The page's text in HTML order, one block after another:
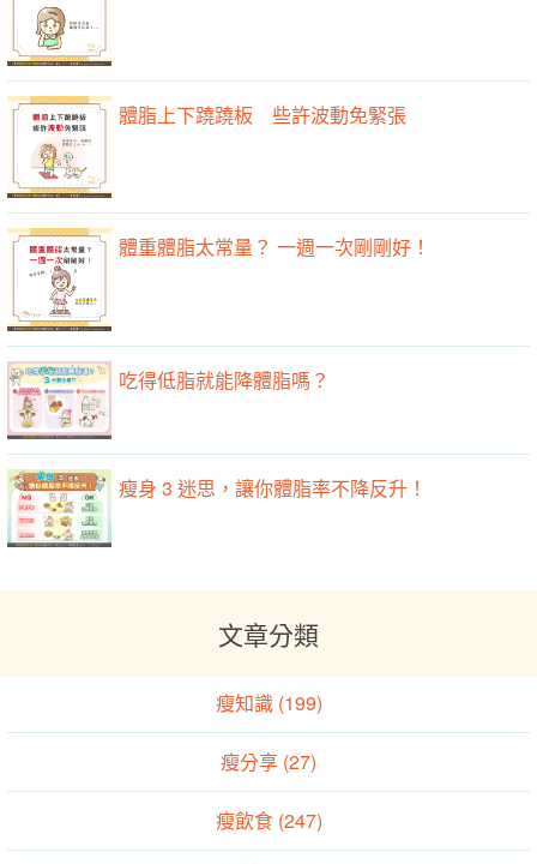
體脂上下蹺蹺板 些許波動免緊張
體重體脂太常量？ 一週一次剛剛好！
吃得低脂就能降體脂嗎？
瘦身 3 迷思，讓你體脂率不降反升！
文章分類
瘦知識 (199)
瘦分享 (27)
瘦飲食 (247)